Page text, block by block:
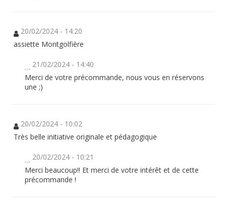
20/02/2024 - 14:20
assiette Montgolfière
21/02/2024 - 14:40
Merci de votre précommande, nous vous en réservons
une ;)
20/02/2024 - 10:02
Très belle initiative originale et pédagogique
20/02/2024 - 10:21
Merci beaucoup!! Et merci de votre intérêt et de cette
précommande !